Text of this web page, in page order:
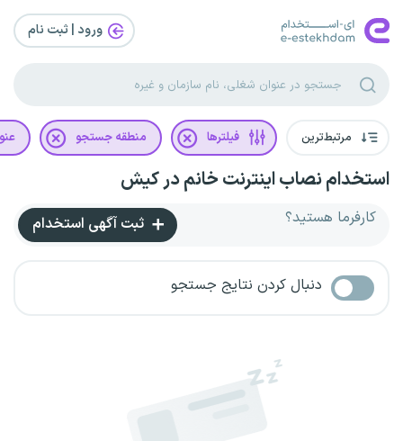
ورود | ثبت‌ نام
مرتبط‌ترین فیلترها منطقه جستجو
استخدام نصاب اینترنت خانم در کیش
کارفرما هستید؟ ثبت آگهی استخدام
دنبال کردن نتایج جستجو